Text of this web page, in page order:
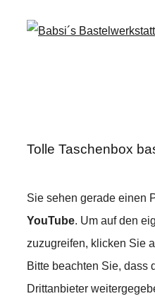
Tolle Taschenbox
Sie sehen gerade einen
YouTube. Um auf den
zuzugreifen, klicken Sie
Bitte beachten Sie, dass
Drittanbieter